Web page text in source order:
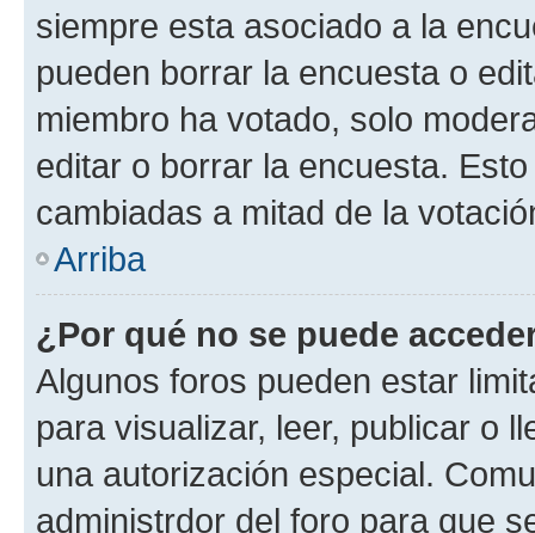
siempre esta asociado a la
pueden borrar la encuesta o
miembro ha votado, solo
editar o borrar la encuesta.
cambiadas a mitad de la
Arriba
¿Por qué no se puede
Algunos foros pueden estar
para visualizar, leer, publicar o
una autorización especial.
administrdor del foro para que